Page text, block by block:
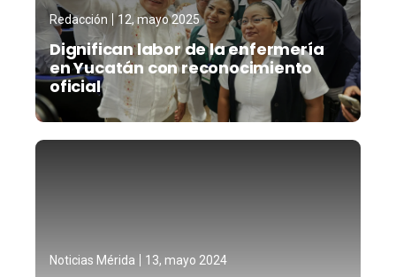
Redacción 12, mayo 2025
Dignifican labor de la enfermería
en Yucatán con reconocimiento
oficial
Noticias Mérida 13, mayo 2024